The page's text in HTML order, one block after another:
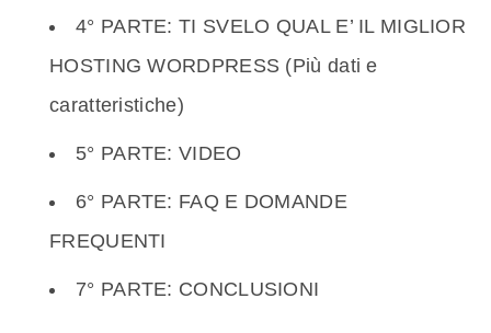
4° PARTE: TI SVELO QUAL E’ IL MIGLIOR
HOSTING WORDPRESS (Più dati e
caratteristiche)
5° PARTE: VIDEO
6° PARTE: FAQ E DOMANDE
FREQUENTI
7° PARTE: CONCLUSIONI